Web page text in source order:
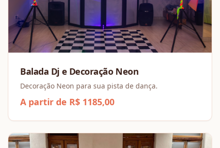
Balada Dj e Decoração Neon
Decoração Neon para sua pista de dança.
A partir de R$ 1185,00